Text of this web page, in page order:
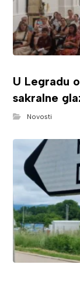
U Legradu
sakralne
Novosti